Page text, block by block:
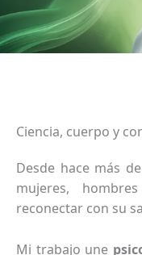
Ciencia, cuerpo y
Desde hace más
mujeres,
reconectar con su
Mi trabajo une